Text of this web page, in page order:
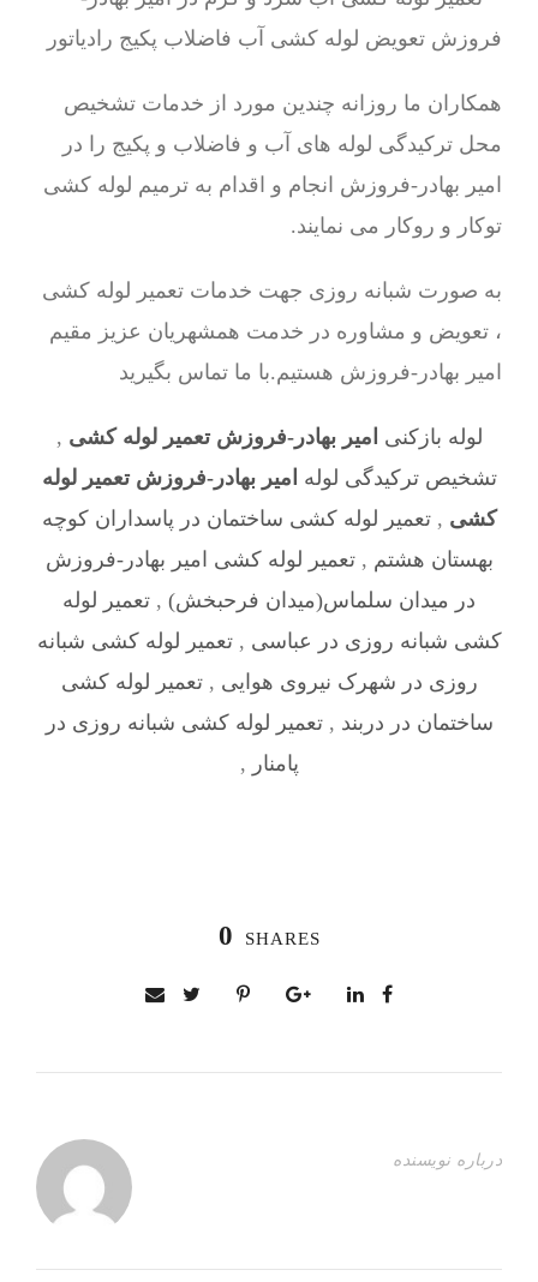
همکاران ما روزانه چندین مورد از خدمات تشخیص
محل ترکیدگی لوله های آب و فاضلاب و پکیج را در
امیر بهادر-فروزش انجام و اقدام به ترمیم لوله کشی
توکار و روکار می نمایند.
به صورت شبانه روزی جهت خدمات تعمیر لوله کشی
، تعویض و مشاوره در خدمت همشهریان عزیز مقیم
امیر بهادر-فروزش هستیم.با ما تماس بگیرید
لوله بازکنی امیر بهادر-فروزش تعمیر لوله کشی ,
تشخیص ترکیدگی لوله امیر بهادر-فروزش تعمیر لوله
کشی ,تعمیر لوله کشی ساختمان در پاسداران کوچه
بهستان هشتم ,تعمیر لوله کشی امیر بهادر-فروزش
در میدان سلماس(میدان فرحبخش) , تعمیر لوله
کشی شبانه روزی در عباسی ,تعمیر لوله کشی شبانه
روزی در شهرک نیروی هوایی ,تعمیر لوله کشی
ساختمان در دربند ,تعمیر لوله کشی شبانه روزی در
پامنار ,
0 SHARES
درباره نویسنده